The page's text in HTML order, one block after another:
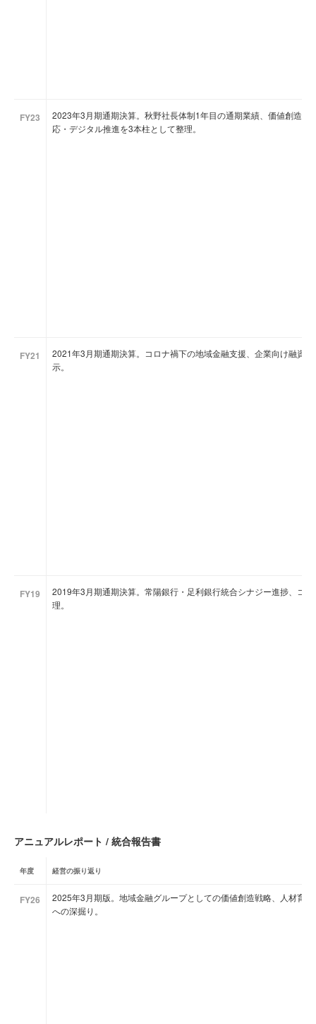
FY23
2023年3月期通期決算。秋野社長体制1年目の通期業績、価値創造グ
応・デジタル推進を3本柱として整理。
FY21
2021年3月期通期決算。コロナ禍下の地域金融支援、企業向け融資
示。
FY19
2019年3月期通期決算。常陽銀行・足利銀行統合シナジー進捗、コ
理。
アニュアルレポート / 統合報告書
年度 経営の振り返り
FY26
2025年3月期版。地域金融グループとしての価値創造戦略、人材育
への深掘り。